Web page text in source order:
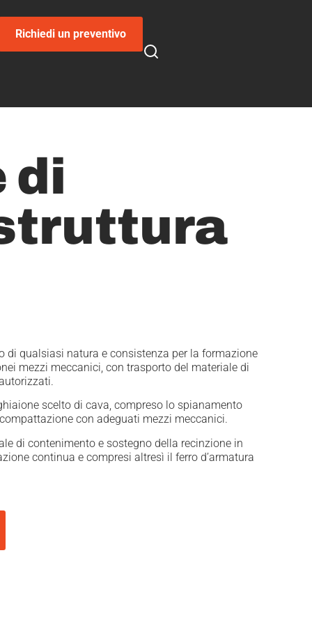
Richiedi un preventivo
di
di qualsiasi natura e consistenza per la formazione
mezzi meccanici, con trasporto del materiale di
scelto di cava, compreso lo spianamento
con adeguati mezzi meccanici.
di contenimento e sostegno della recinzione in
continua e compresi altresì il ferro d’armatura